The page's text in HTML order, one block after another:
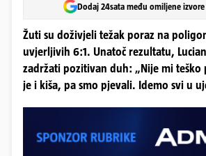
Dodaj 24sata među omiljene
Žuti su doživjeli težak poraz na
uvjerljivih 6:1. Unatoč rezultatu,
zadržati pozitivan duh: „Nije mi teško
je i kiša, pa smo pjevali. Idemo svi u